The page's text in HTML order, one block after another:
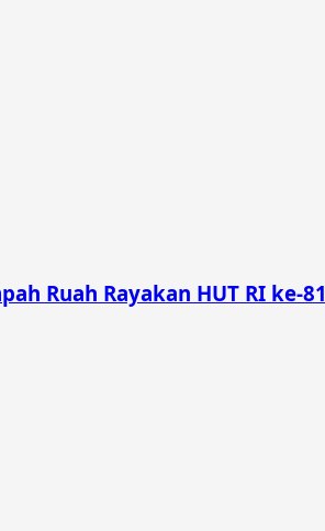
Ruah Rayakan HUT RI ke-81